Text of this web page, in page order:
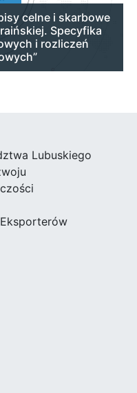
celne i skarbowe
Specyfika
i rozliczeń
Lubuskiego